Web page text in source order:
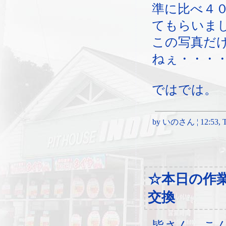
準に比べ４
てもらいま
この写真だ
ねぇ・・・
ではでは。
by いのさん ¦ 12:53,
☆本日の作
交換